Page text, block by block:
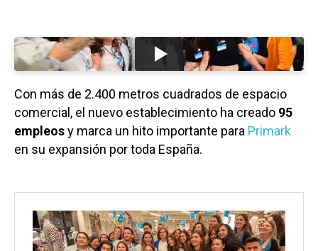
Con más de 2.400 metros cuadrados de espacio
comercial, el nuevo establecimiento ha creado 95
empleosy marca un hito importante para Primark
en su expansión por toda España.